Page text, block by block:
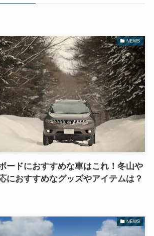
NEWS
ードにおすすめな車はこれ！冬山や
におすすめなグッズやアイテムは？
NEWS